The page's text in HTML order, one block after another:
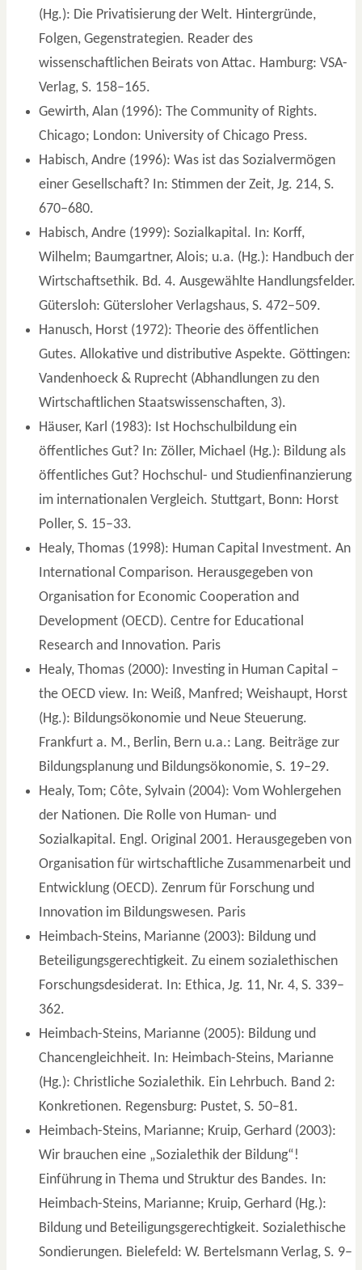
(Hg.): Die Privatisierung der Welt. Hintergründe,
Folgen, Gegenstrategien. Reader des
wissenschaftlichen Beirats von Attac. Hamburg: VSA-
Verlag, S. 158–165.
Gewirth, Alan (1996): The Community of Rights.
Chicago; London: University of Chicago Press.
Habisch, Andre (1996): Was ist das Sozialvermögen
einer Gesellschaft? In: Stimmen der Zeit, Jg. 214, S.
670–680.
Habisch, Andre (1999): Sozialkapital. In: Korff,
Wilhelm; Baumgartner, Alois; u.a. (Hg.): Handbuch der
Wirtschaftsethik. Bd. 4. Ausgewählte Handlungsfelder.
Gütersloh: Gütersloher Verlagshaus, S. 472–509.
Hanusch, Horst (1972): Theorie des öffentlichen
Gutes. Allokative und distributive Aspekte. Göttingen:
Vandenhoeck & Ruprecht (Abhandlungen zu den
Wirtschaftlichen Staatswissenschaften, 3).
Häuser, Karl (1983): Ist Hochschulbildung ein
öffentliches Gut? In: Zöller, Michael (Hg.): Bildung als
öffentliches Gut? Hochschul- und Studienfinanzierung
im internationalen Vergleich. Stuttgart, Bonn: Horst
Poller, S. 15–33.
Healy, Thomas (1998): Human Capital Investment. An
International Comparison. Herausgegeben von
Organisation for Economic Cooperation and
Development (OECD). Centre for Educational
Research and Innovation. Paris
Healy, Thomas (2000): Investing in Human Capital –
the OECD view. In: Weiß, Manfred; Weishaupt, Horst
(Hg.): Bildungsökonomie und Neue Steuerung.
Frankfurt a. M., Berlin, Bern u.a.: Lang. Beiträge zur
Bildungsplanung und Bildungsökonomie, S. 19–29.
Healy, Tom; Côte, Sylvain (2004): Vom Wohlergehen
der Nationen. Die Rolle von Human- und
Sozialkapital. Engl. Original 2001. Herausgegeben von
Organisation für wirtschaftliche Zusammenarbeit und
Entwicklung (OECD). Zenrum für Forschung und
Innovation im Bildungswesen. Paris
Heimbach-Steins, Marianne (2003): Bildung und
Beteiligungsgerechtigkeit. Zu einem sozialethischen
Forschungsdesiderat. In: Ethica, Jg. 11, Nr. 4, S. 339–
362.
Heimbach-Steins, Marianne (2005): Bildung und
Chancengleichheit. In: Heimbach-Steins, Marianne
(Hg.): Christliche Sozialethik. Ein Lehrbuch. Band 2:
Konkretionen. Regensburg: Pustet, S. 50–81.
Heimbach-Steins, Marianne; Kruip, Gerhard (2003):
Wir brauchen eine „Sozialethik der Bildung“!
Einführung in Thema und Struktur des Bandes. In:
Heimbach-Steins, Marianne; Kruip, Gerhard (Hg.):
Bildung und Beteiligungsgerechtigkeit. Sozialethische
Sondierungen. Bielefeld: W. Bertelsmann Verlag, S. 9–